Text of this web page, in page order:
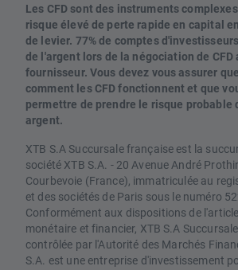
Les CFD sont des instruments
risque élevé de perte rapide en capital
de levier. 77% de comptes
de l'argent lors de la négociation de CFD
fournisseur. Vous devez vous assurer
comment les CFD fonctionnent et que
permettre de prendre le risque probable
argent.
XTB S.A Succursale française est la
société XTB S.A. - 20 Avenue André
Courbevoie (France), immatriculée au
et des sociétés de Paris sous le numéro
Conformément aux dispositions de
monétaire et financier, XTB S.A
contrôlée par l'Autorité des Marchés
S.A. est une entreprise d'investissement